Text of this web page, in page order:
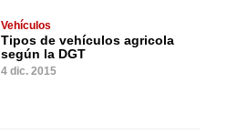
Vehículos
Tipos de vehículos agricola
según la DGT
4 dic. 2015